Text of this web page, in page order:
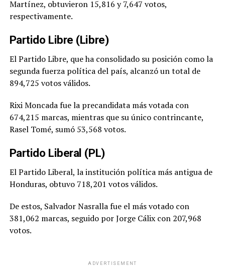
Martínez, obtuvieron 15,816 y 7,647 votos,
respectivamente.
Partido Libre (Libre)
El Partido Libre, que ha consolidado su posición como la
segunda fuerza política del país, alcanzó un total de
894,725 votos válidos.
Rixi Moncada fue la precandidata más votada con
674,215 marcas, mientras que su único contrincante,
Rasel Tomé, sumó 53,568 votos.
Partido Liberal (PL)
El Partido Liberal, la institución política más antigua de
Honduras, obtuvo 718,201 votos válidos.
De estos, Salvador Nasralla fue el más votado con
381,062 marcas, seguido por Jorge Cálix con 207,968
votos.
ADVERTISEMENT